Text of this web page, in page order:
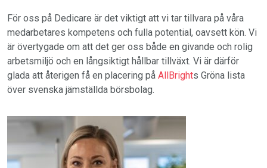
För oss på Dedicare är det viktigt att vi tar tillvara på våra
medarbetares kompetens och fulla potential, oavsett kön. Vi
är övertygade om att det ger oss både en givande och rolig
arbetsmiljö och en långsiktigt hållbar tillväxt. Vi är därför
glada att återigen få en placering på AllBrights Gröna lista
över svenska jämställda börsbolag.